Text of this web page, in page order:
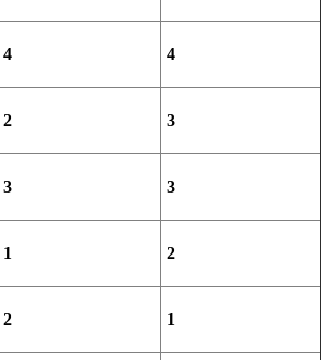
4 4
2 3
3 3
1 2
2 1